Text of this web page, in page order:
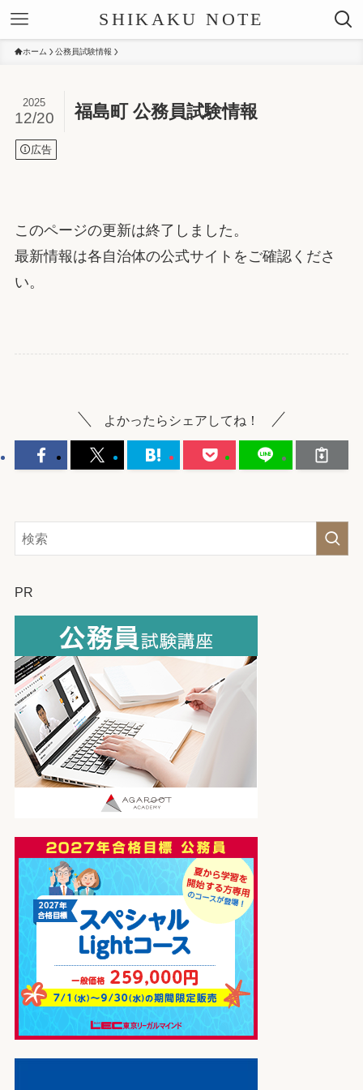
SHIKAKU NOTE
ホーム 公務員試験情報
福島町 公務員試験情報
2025
12/20
広告
このページの更新は終了しました。
最新情報は各自治体の公式サイトをご確認くださ
い。
よかったらシェアしてね！
PR